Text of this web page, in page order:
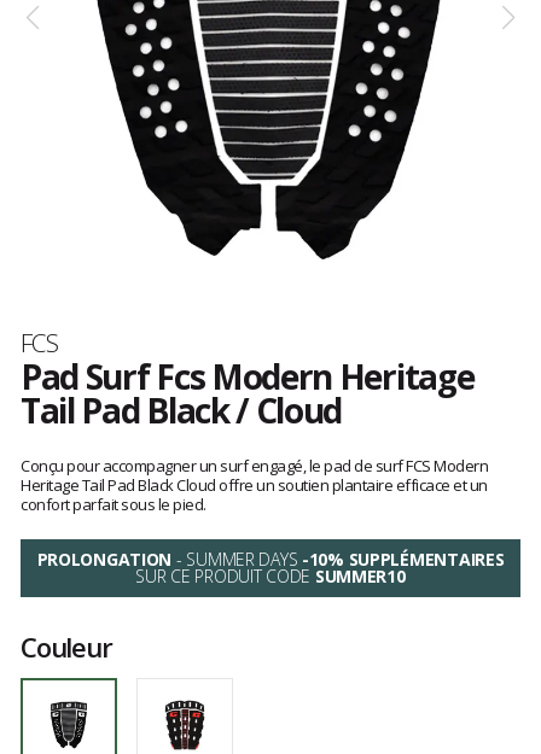
Marque
FCS
Pad Surf Fcs Modern Heritage
Tail Pad Black / Cloud
avis
clients
Conçu pour accompagner un surf engagé, le pad de surf FCS Modern
Heritage Tail Pad Black Cloud offre un soutien plantaire efficace et un
confort parfait sous le pied.
PROLONGATION - SUMMER DAYS -10% SUPPLÉMENTAIRES
SUR CE PRODUIT CODE SUMMER10
Couleur